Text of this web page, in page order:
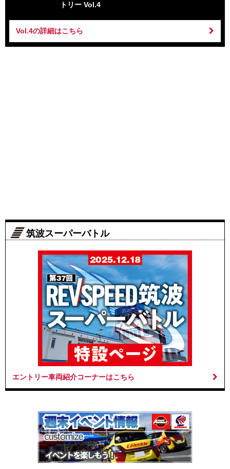
トリー Vol.4
Vol.4の詳細はこちら
筑波スーパーバトル
エントリー車両紹介コーナーはこちら